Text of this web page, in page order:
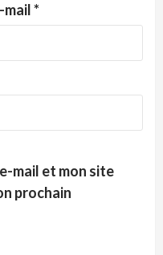
mail*
mail et mon site
prochain